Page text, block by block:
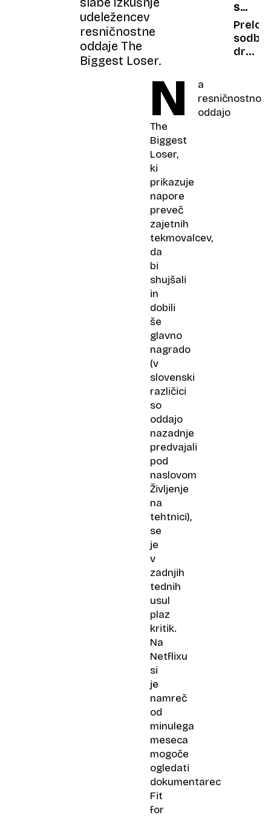
udeležencev
resničnostne
oddaje The
Biggest Loser.
N
a
resničnostno
oddajo
The
Biggest
Loser,
ki
prikazuje
napore
preveč
zajetnih
tekmovalcev,
da
bi
shujšali
in
dobili
še
glavno
nagrado
(v
slovenski
različici
so
oddajo
nazadnje
predvajali
pod
naslovom
Življenje
na
tehtnici),
se
je
v
zadnjih
tednih
usul
plaz
kritik.
Na
Netflixu
si
je
namreč
od
minulega
meseca
mogoče
ogledati
dokumentarec
Fit
for
to ni
lupina)
na
dražbi
SODNI
MLINI
sodba:
država
pred